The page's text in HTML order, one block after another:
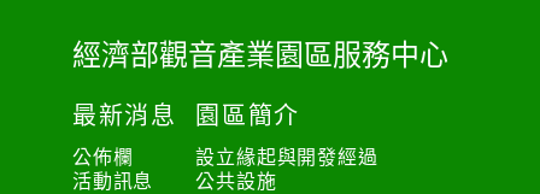
:
:
經濟部觀音產業園區服務中心
最新消息
公佈欄
活動訊息
園區簡介
設立緣起與開發經過
公共設施